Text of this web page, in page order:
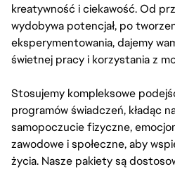
kreatywność i ciekawość. Od
wydobywa potencjał, po
eksperymentowania, dajemy
świetnej pracy i korzystania z
Stosujemy kompleksowe
programów świadczeń, kładąc
samopoczucie fizyczne,
zawodowe i społeczne, aby
życia. Nasze pakiety są